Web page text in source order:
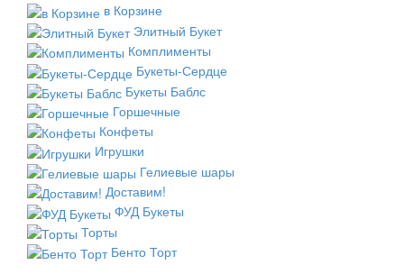
в Корзине
Элитный Букет
Комплименты
Букеты-Сердце
Букеты Баблс
Горшечные
Конфеты
Игрушки
Гелиевые шары
Доставим!
ФУД Букеты
Торты
Бенто Торт